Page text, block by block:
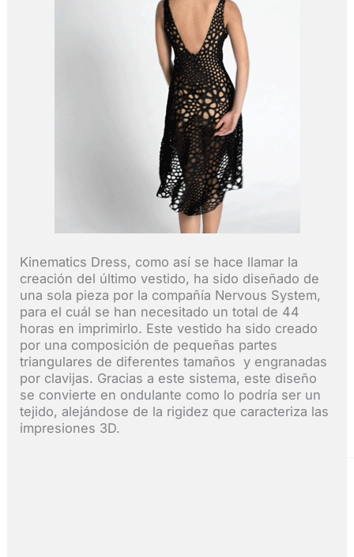
Kinematics Dress, como así se hace llamar la
creación del último vestido, ha sido diseñado de
una sola pieza por la compañía Nervous System,
para el cuál se han necesitado un total de 44
horas en imprimirlo. Este vestido ha sido creado
por una composición de pequeñas partes
triangulares de diferentes tamaños y engranadas
por clavijas. Gracias a este sistema, este diseño
se convierte en ondulante como lo podría ser un
tejido, alejándose de la rigidez que caracteriza las
impresiones 3D.